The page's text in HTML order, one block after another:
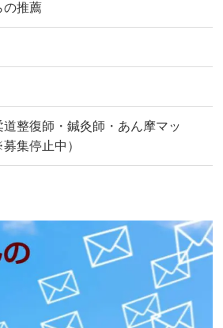
の推薦
道整復師・鍼灸師・あん摩マッ
集停止中）